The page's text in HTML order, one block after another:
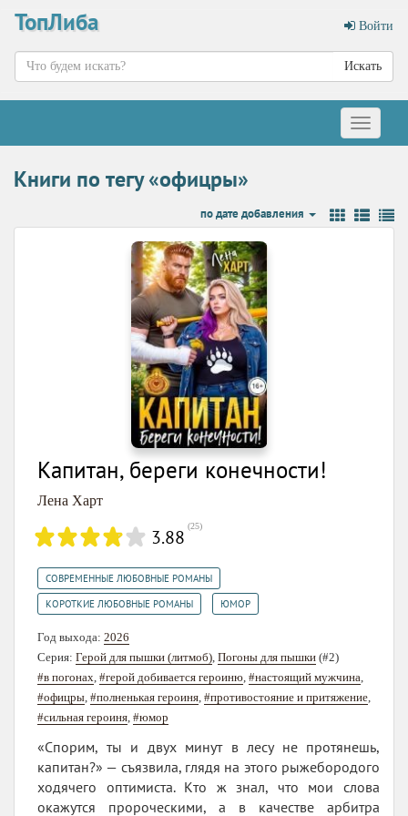
ТопЛиба Войти
Искать
Меню
Книги по тегу «офицры»
по дате добавления
Капитан, береги конечности!
Лена Харт
3.88 (25)
СОВРЕМЕННЫЕ ЛЮБОВНЫЕ РОМАНЫ
КОРОТКИЕ ЛЮБОВНЫЕ РОМАНЫ ЮМОР
Год выхода: 2026
Серия: Герой для пышки (литмоб), Погоны для пышки (#2)
#в погонах, #герой добивается героиню, #настоящий мужчина,
#офицры, #полненькая героиня, #противостояние и притяжение,
#сильная героиня, #юмор
«Спорим, ты и двух минут в лесу не протянешь,
капитан?» — съязвила, глядя на этого рыжебородого
ходячего оптимиста. Кто ж знал, что мои слова
окажутся пророческими, а в качестве арбитра